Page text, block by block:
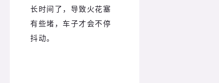
长时间了，导致火花塞
有些堵，车子才会不停
抖动。